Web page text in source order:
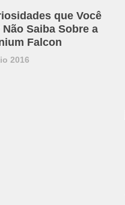
que Você
Não Saiba Sobre a
Falcon
2016